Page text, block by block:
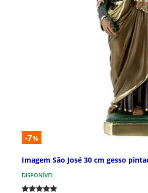
-7%
Imagem São José 30 cm gesso
DISPONÍVEL